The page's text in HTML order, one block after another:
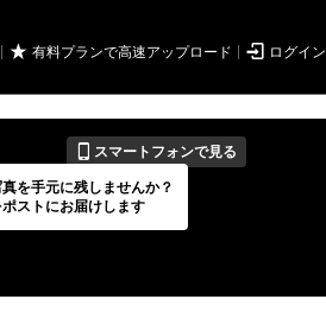
★ 有料プランで高速アップロード  ログイン
📱 スマートフォンで見る
の期間
---
を手元に残しませんか？
ストにお届けします